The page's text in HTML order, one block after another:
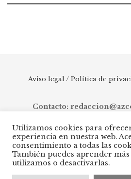
Aviso legal / Política de
Contacto:
© 2025 AZ Costa del Sol - Diario digital
Manilva, pasando por Torremolinos,
Mijas, Ojén, Marbella, Istán,
Utilizamos cookies para
experiencia en nuestra web.
consentimiento a todas las
También puedes aprender
utilizamos o desactivarlas.